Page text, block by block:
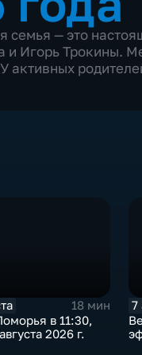
семья — это
и Игорь Трокины.
активных
18 мин
в 11:30,
2026 г.
7